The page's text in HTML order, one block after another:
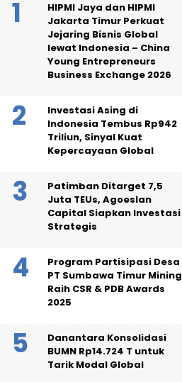
HIPMI Jaya dan HIPMI
Jakarta Timur Perkuat
Jejaring Bisnis Global
lewat Indonesia – China
Young Entrepreneurs
Business Exchange 2026
Investasi Asing di
Indonesia Tembus Rp942
Triliun, Sinyal Kuat
Kepercayaan Global
Patimban Ditarget 7,5
Juta TEUs, Agoeslan
Capital Siapkan Investasi
Strategis
Program Partisipasi Desa
PT Sumbawa Timur Mining
Raih CSR & PDB Awards
2025
Danantara Konsolidasi
BUMN Rp14.724 T untuk
Tarik Modal Global